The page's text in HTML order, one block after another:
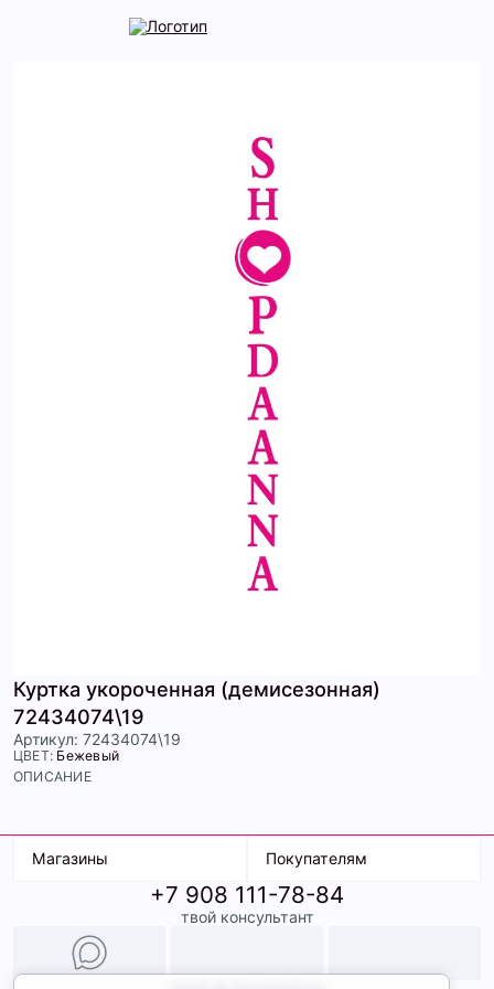
Куртка укороченная (демисезонная)
72434074\19
Артикул: 72434074\19
ЦВЕТ: Бежевый
ОПИСАНИЕ
Магазины
ТК Терминал
ТРК Континент
Покупателям
Доставка
Условия оплаты
Образы
+7 908 111-78-84
твой консультант